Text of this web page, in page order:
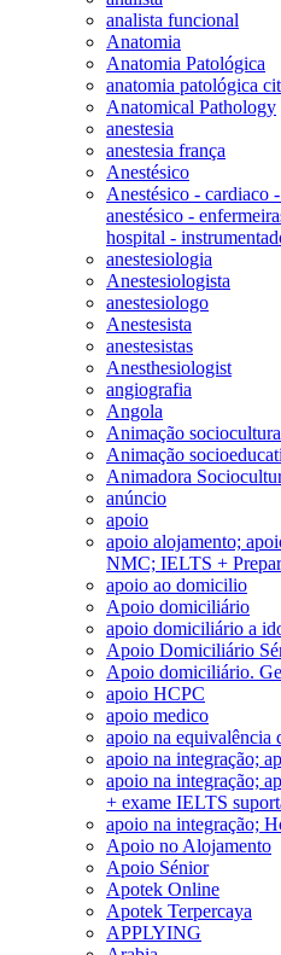
analista funcional
Anatomia
Anatomia Patológica
anatomia patológica
Anatomical Pathology
anestesia
anestesia frança
Anestésico
Anestésico - cardiaco
anestésico -
hospital -
anestesiologia
Anestesiologista
anestesiologo
Anestesista
anestesistas
Anesthesiologist
angiografia
Angola
Animação
Animação
Animadora
anúncio
apoio
apoio alojamento;
NMC; IELTS +
apoio ao domicilio
Apoio domiciliário
apoio domiciliário a
Apoio Domiciliário
Apoio domiciliário.
apoio HCPC
apoio medico
apoio na equivalência
apoio na integração;
apoio na integração;
+ exame IELTS
apoio na integração;
Apoio no Alojamento
Apoio Sénior
Apotek Online
Apotek Terpercaya
APPLYING